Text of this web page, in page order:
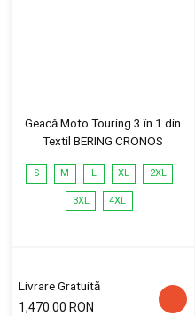
Geacă Moto Touring 3 în 1 din
Textil BERING CRONOS
S M L XL 2XL
3XL 4XL
Livrare Gratuită
1,470.00 RON